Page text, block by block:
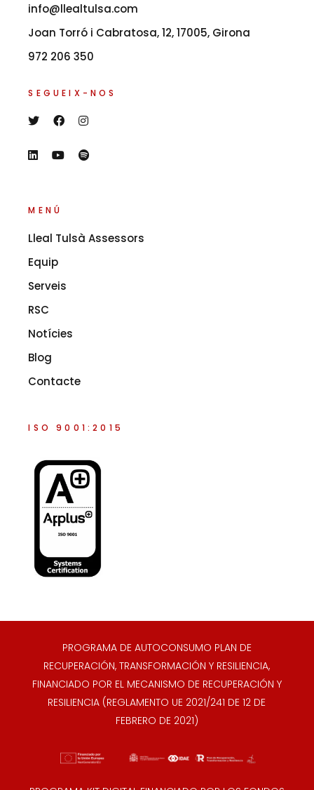
info@llealtulsa.com
Joan Torró i Cabratosa, 12, 17005, Girona
972 206 350
SEGUEIX-NOS
MENÚ
Lleal Tulsà Assessors
Equip
Serveis
RSC
Notícies
Blog
Contacte
ISO 9001:2015
PROGRAMA DE AUTOCONSUMO PLAN DE
RECUPERACIÓN, TRANSFORMACIÓN Y RESILIENCIA,
FINANCIADO POR EL MECANISMO DE RECUPERACIÓN Y
RESILIENCIA (REGLAMENTO UE 2021/241 DE 12 DE
FEBRERO DE 2021)